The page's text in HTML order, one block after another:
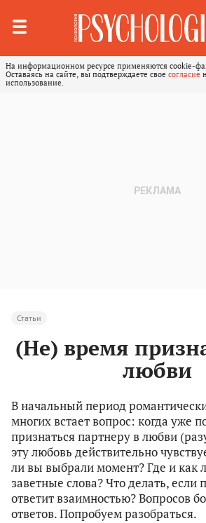
На информационном ресурсе применяются cookie-
Оставаясь на сайте, вы подтверждаете свое согласие
использование.
Статьи
(Не) время
любви
В начальный период
многих встает вопрос: когда уже
признаться партнеру в любви
эту любовь действительно
ли вы выбрали момент? Где и как
заветные слова? Что делать, если
ответит взаимностью? Вопросов
ответов. Попробуем разобраться.